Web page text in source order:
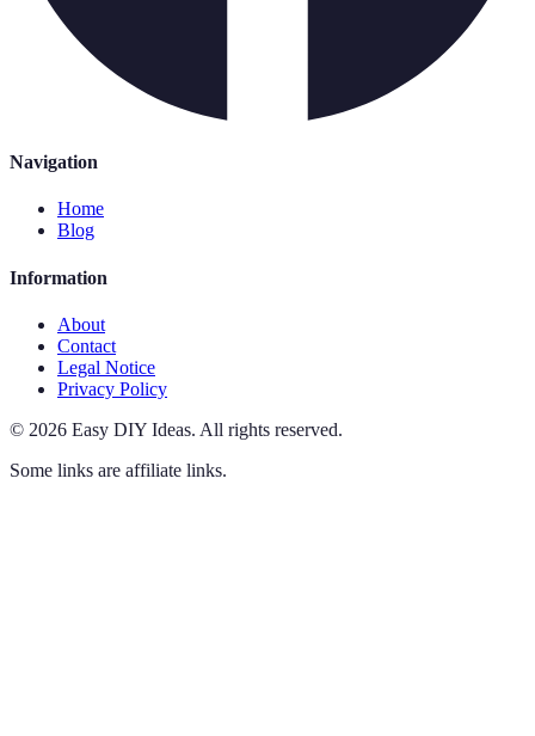
Navigation
Home
Blog
Information
About
Contact
Legal Notice
Privacy Policy
© 2026 Easy DIY Ideas. All rights reserved.
Some links are affiliate links.